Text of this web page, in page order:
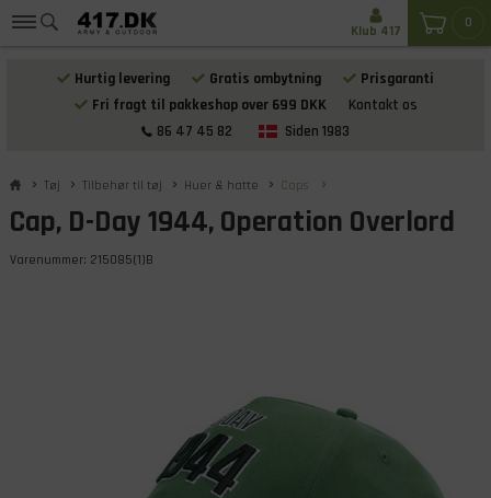
Hurtig levering Gratis ombytning
Prisgaranti
Fri fragt til pakkeshop over 699 DKK
Kontakt os
86 47 45 82
Siden 1983
0
Klub 417
Tøj Tilbehør til tøj Huer & hatte Caps
Cap, D-Day 1944, Operation Overlord
Varenummer: 215085(1)B